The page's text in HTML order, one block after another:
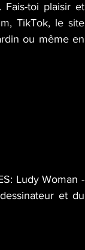
Fais-toi plaisir et
TikTok, le site
ou même en
Ludy Woman -
et du